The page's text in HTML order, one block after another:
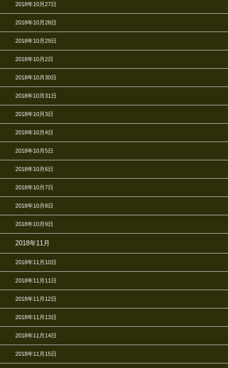
2018年10月27日
2018年10月28日
2018年10月29日
2018年10月2日
2018年10月30日
2018年10月31日
2018年10月3日
2018年10月4日
2018年10月5日
2018年10月6日
2018年10月7日
2018年10月8日
2018年10月9日
2018年11月
2018年11月10日
2018年11月11日
2018年11月12日
2018年11月13日
2018年11月14日
2018年11月15日